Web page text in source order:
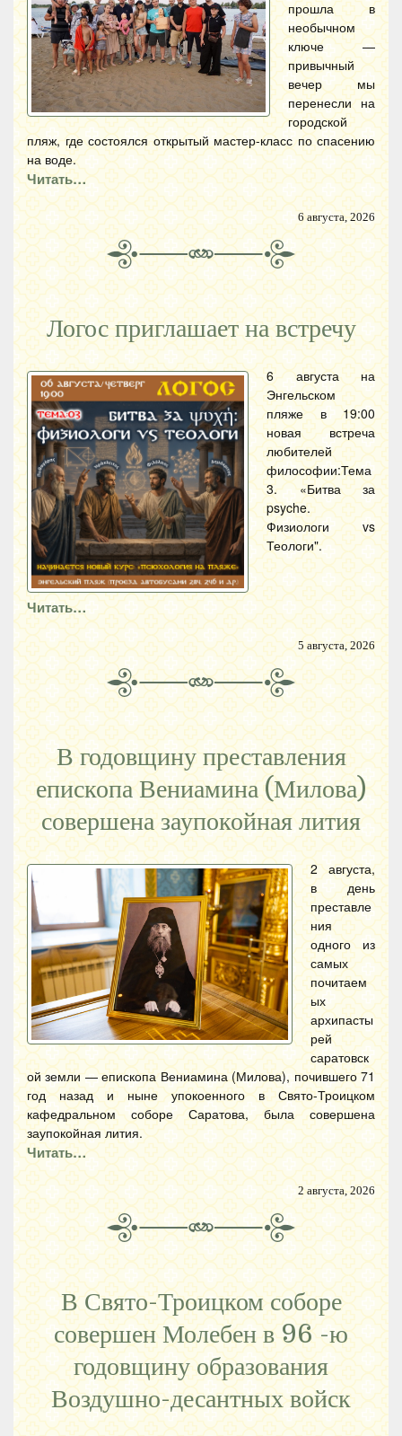
прошла в
необычном
ключе —
привычный
вечер мы
перенесли на
городской
пляж, где состоялся открытый мастер-класс по спасению
на воде.
Читать…
6 августа, 2026
Логос приглашает на встречу
6 августа на
Энгельском
пляже в 19:00
новая встреча
любителей
философии:Тема
3. «Битва за
psyche.
Физиологи vs
Теологи".
Читать…
5 августа, 2026
В годовщину преставления
епископа Вениамина (Милова)
совершена заупокойная лития
2 августа,
в день
преставле
ния
одного из
самых
почитаем
ых
архипасты
рей
саратовск
ой земли — епископа Вениамина (Милова), почившего 71
год назад и ныне упокоенного в Свято-Троицком
кафедральном соборе Саратова, была совершена
заупокойная лития.
Читать…
2 августа, 2026
В Свято-Троицком соборе
совершен Молебен в 96 -ю
годовщину образования
Воздушно-десантных войск